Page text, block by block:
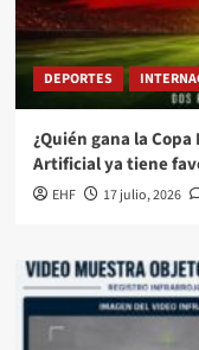
DEPORTES
¿Quién gana la
Artificial ya tiene
EHF 17 julio, 2026